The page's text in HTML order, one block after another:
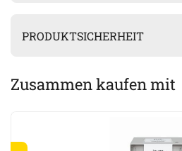
PRODUKTSICHERHEIT
Zusammen kaufen mit